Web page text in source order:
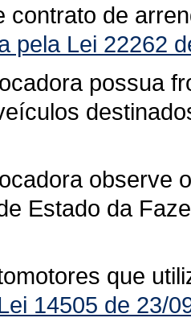
contrato de
pela Lei 22262
possua
observe
Estado da
que
14505 de 23/